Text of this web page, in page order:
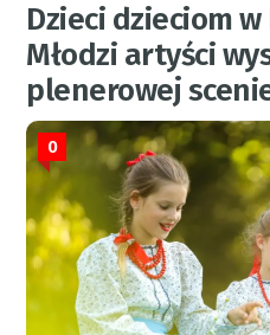
Dzieci dzieciom
Młodzi artyści
plenerowej
0